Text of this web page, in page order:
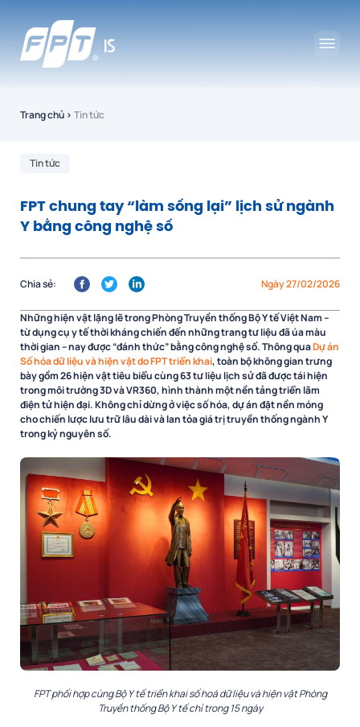
Trang chủ › Tin tức
Tin tức
FPT chung tay “làm sống lại” lịch sử ngành
Y bằng công nghệ số
Ngày 27/02/2026
Chia sẻ:
Những hiện vật lặng lẽ trong Phòng Truyền thống Bộ Y tế Việt Nam –
từ dụng cụ y tế thời kháng chiến đến những trang tư liệu đã úa màu
thời gian – nay được “đánh thức” bằng công nghệ số. Thông quaDự án
Số hóa dữ liệu và hiện vật do FPT triển khai, toàn bộ không gian trưng
bày gồm 26 hiện vật tiêu biểu cùng 63 tư liệu lịch sử đã được tái hiện
trong môi trường 3D và VR360, hình thành một nền tảng triển lãm
điện tử hiện đại. Không chỉ dừng ở việc số hóa, dự án đặt nền móng
cho chiến lược lưu trữ lâu dài và lan tỏa giá trị truyền thống ngành Y
trong kỷ nguyên số.
FPT phối hợp cùng Bộ Y tế triển khai số hoá dữ liệu và hiện vật Phòng
Truyền thống Bộ Y tế chỉ trong 15 ngày